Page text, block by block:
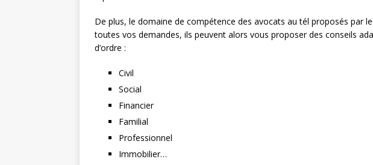
De plus, le domaine de compétence des avocats au tél proposés par
toutes vos demandes, ils peuvent alors vous proposer des conseils
d’ordre :
Civil
Social
Financier
Familial
Professionnel
Immobilier…